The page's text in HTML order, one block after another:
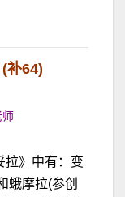
补64)
拉》中有：变
蛾摩拉(参创